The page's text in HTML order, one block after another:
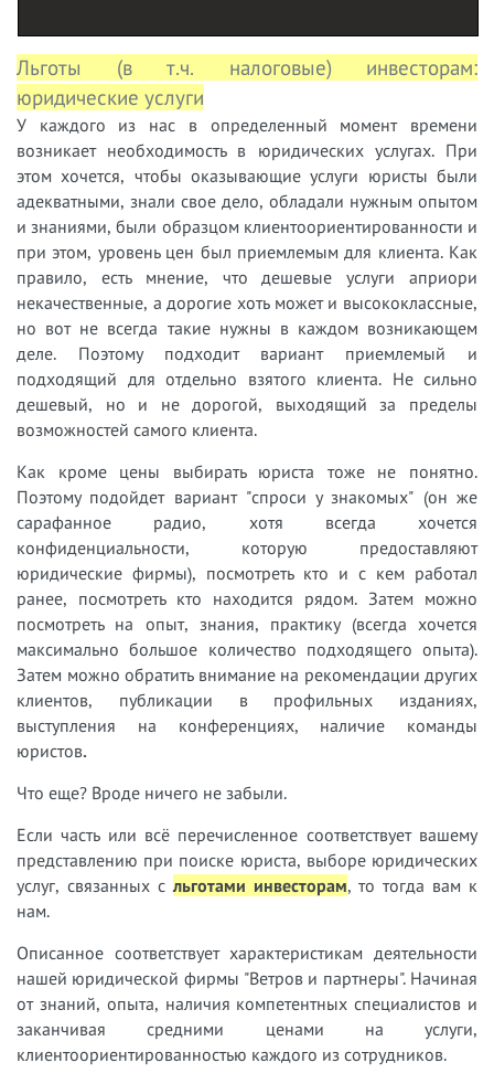
Льготы (в т.ч. налоговые) инвесторам:
юридические услуги
У каждого из нас в определенный момент времени
возникает необходимость в юридических услугах.При
этом хочется, чтобы оказывающие услуги юристы были
адекватными, знали свое дело, обладали нужным опытом
и знаниями, были образцом клиентоориентированности и
при этом, уровень цен был приемлемым для клиента. Как
правило, есть мнение, что дешевые услуги априори
некачественные, а дорогие хоть может и высококлассные,
но вот не всегда такие нужны в каждом возникающем
деле. Поэтому подходит вариант приемлемый и
подходящий для отдельно взятого клиента. Не сильно
дешевый, но и не дорогой, выходящий за пределы
возможностей самого клиента.
Как кроме цены выбирать юриста тоже не понятно.
Поэтому подойдет вариант "спроси у знакомых" (он же
сарафанное радио, хотя всегда хочется
конфиденциальности, которую предоставляют
юридические фирмы), посмотреть кто и с кем работал
ранее, посмотреть кто находится рядом. Затем можно
посмотреть на опыт, знания, практику (всегда хочется
максимально большое количество подходящего опыта).
Затем можно обратить внимание на рекомендации других
клиентов, публикации в профильных изданиях,
выступления на конференциях, наличие команды
юристов.
Что еще? Вроде ничего не забыли.
Если часть или всё перечисленное соответствует вашему
представлению при поиске юриста, выборе юридических
услуг, связанных сльготами инвесторам, то тогда вам к
нам.
Описанное соответствует характеристикам деятельности
нашей юридической фирмы "Ветров и партнеры". Начиная
от знаний, опыта, наличия компетентных специалистов и
заканчивая средними ценами на услуги,
клиентоориентированностью каждого из сотрудников.